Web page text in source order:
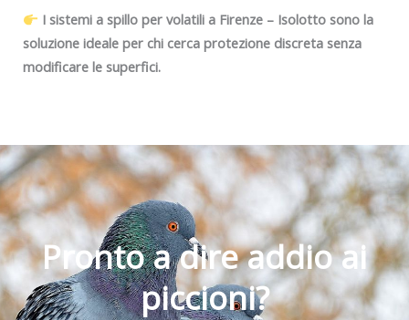
I sistemi a spillo per volatili a Firenze – Isolotto sono la
soluzione ideale per chi cerca protezione discreta senza
modificare le superfici.
Pronto a dire addio ai
piccioni?